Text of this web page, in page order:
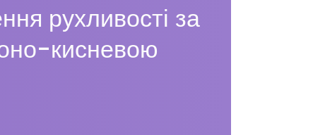
рухливості за
кисневою